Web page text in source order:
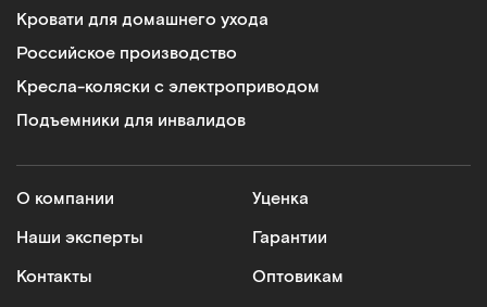
Кровати для домашнего ухода
Российское производство
Кресла-коляски с электроприводом
Подъемники для инвалидов
О компании
Наши эксперты
Контакты
Уценка
Гарантии
Оптовикам